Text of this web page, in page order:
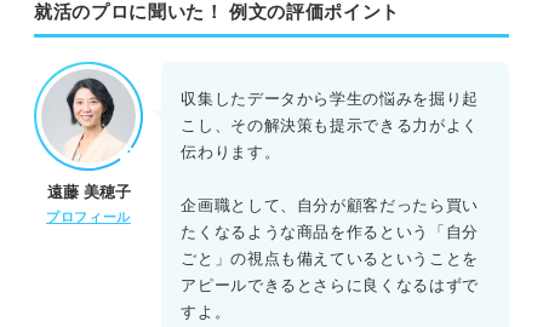
就活のプロに聞いた！ 例文の評価ポイント
遠藤 美穂子
プロフィール
収集したデータから学生の悩みを掘り起
こし、その解決策も提示できる力がよく
伝わります。
企画職として、自分が顧客だったら買い
たくなるような商品を作るという「自分
ごと」の視点も備えているということを
アピールできるとさらに良くなるはずで
すよ。